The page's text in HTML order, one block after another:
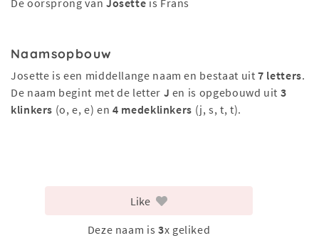
De oorsprong van Josette is Frans
Naamsopbouw
Josette is een middellange naam en bestaat uit7 letters.
De naam begint met de letter J en is opgebouwd uit 3
klinkers (o, e, e) en4 medeklinkers (j, s, t, t).
Like
Deze naam is 3x geliked